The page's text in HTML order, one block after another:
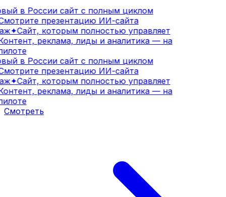
в России сайт с полным циклом
презентацию ИИ-сайта
✦Сайт, которым полностью управляет
реклама, лиды и аналитика — на
в России сайт с полным циклом
презентацию ИИ-сайта
✦Сайт, которым полностью управляет
реклама, лиды и аналитика — на
Смотреть